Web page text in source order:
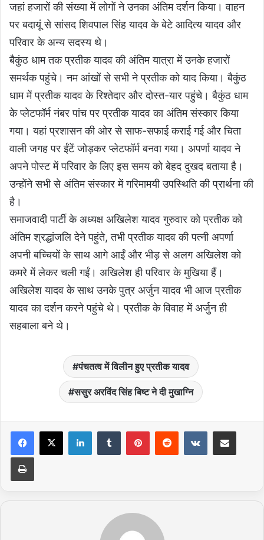
जहां हजारों की संख्या में लोगों ने उनका अंतिम दर्शन किया। वाहन
पर बदायूं से सांसद शिवपाल सिंह यादव के बेटे आदित्य यादव और
परिवार के अन्य सदस्य थे।
बैकुंठ धाम तक प्रतीक यादव की अंतिम यात्रा में उनके हजारों
समर्थक पहुंचे। नम आंखों से सभी ने प्रतीक को याद किया। बैकुंठ
धाम में प्रतीक यादव के रिश्तेदार और दोस्त-यार पहुंचे। बैकुंठ धाम
के प्लेटफॉर्म नंबर पांच पर प्रतीक यादव का अंतिम संस्कार किया
गया। यहां प्रशासन की ओर से साफ-सफाई कराई गई और चिता
वाली जगह पर ईंटें जोड़कर प्लेटफॉर्म बनवा गया। अपर्णा यादव ने
अपने पोस्ट में परिवार के लिए इस समय को बेहद दुखद बताया है।
उन्होंने सभी से अंतिम संस्कार में गरिमामयी उपस्थिति की प्रार्थना की
है।
समाजवादी पार्टी के अध्यक्ष अखिलेश यादव गुरुवार को प्रतीक को
अंतिम श्रद्धांजलि देने पहुंते, तभी प्रतीक यादव की पत्नी अपर्णा
अपनी बच्चियों के साथ आगे आईं और भीड़ से अलग अखिलेश को
कमरे में लेकर चली गईं। अखिलेश ही परिवार के मुखिया हैं।
अखिलेश यादव के साथ उनके पुत्र अर्जुन यादव भी आज प्रतीक
यादव का दर्शन करने पहुंचे थे। प्रतीक के विवाह में अर्जुन ही
सहबाला बने थे।
पंचतत्व में विलीन हुए प्रतीक यादव
ससुर अरविंद सिंह बिष्ट ने दी मुखाग्नि